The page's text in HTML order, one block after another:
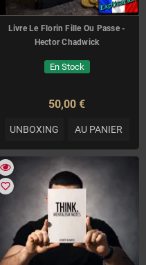
Livre Le Florin Fille Ou Passe -
Hector Chadwick
En Stock
50,00 €
UNBOXING AU PANIER
favorite_border